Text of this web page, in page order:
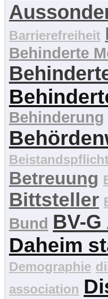
Barrierefreiheit
Behinderte
Behinderung
Betreuung
Bittsteller
Bund BV-
Daheim
Demographie
association